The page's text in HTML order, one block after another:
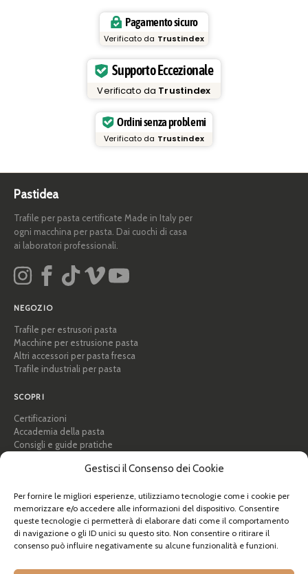
Gestisci il Consenso dei Cookie
Per fornire le migliori esperienze, utilizziamo tecnologie come i cookie per
memorizzare e/o accedere alle informazioni del dispositivo. Consentire
queste tecnologie ci permetterà di elaborare dati come il comportamento
di navigazione o gli ID unici su questo sito. Non consentire o ritirare il
consenso può influire negativamente su alcune funzionalità e funzioni.
Pagamento sicuro
Verificato da Trustindex
Supporto Eccezionale
Verificato da Trustindex
Ordini senza problemi
Verificato da Trustindex
Pastidea
Trafile per pasta certificate Made in Italy per
ogni macchina per pasta. Dai cuochi di casa
ai laboratori professionali.
NEGOZIO
Trafile per estrusori pasta
Macchine per estrusione pasta
Altri accessori per pasta fresca
Trafile industriali per pasta
SCOPRI
Certificazioni
Accademia della pasta
Consigli e guide pratiche
Professionisti e B2B
AIUTO
FAQ e supporto
Contattaci